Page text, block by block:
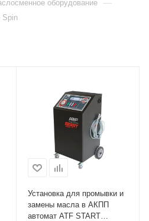
оборудование —
Spin
Установка для промывки и
замены масла в АКПП
автомат ATF START